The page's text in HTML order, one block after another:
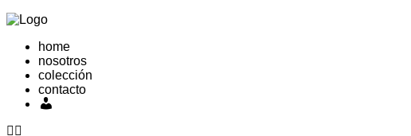
home
nosotros
colección
contacto